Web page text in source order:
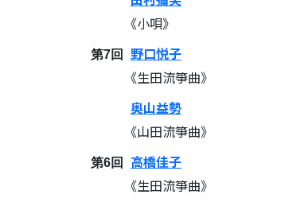
《小唄》
第7回
野口悦子
《生田流箏曲》
奥山益勢
《山田流箏曲》
第6回
高橋佳子
《生田流箏曲》